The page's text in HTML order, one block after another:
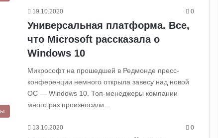
19.10.2020 0
Универсальная платформа. Все,
что Microsoft рассказала о
Windows 10
Микрософт на прошедшей в Редмонде пресс-
конференции немного открыла завесу над новой
ОС — Windows 10. Топ-менеджеры компании
много раз произносили…
13.10.2020 0